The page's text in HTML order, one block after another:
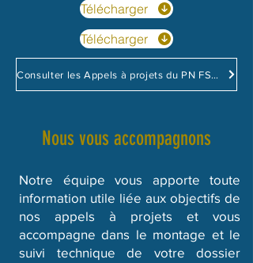
Télécharger
Télécharger
Consulter les Appels à projets du PN FSE+ / FTJ
Nous vous accompagnons
Notre équipe vous apporte toute
information utile liée aux objectifs de
nos appels à projets et vous
accompagne dans le montage et le
suivi technique de votre dossier